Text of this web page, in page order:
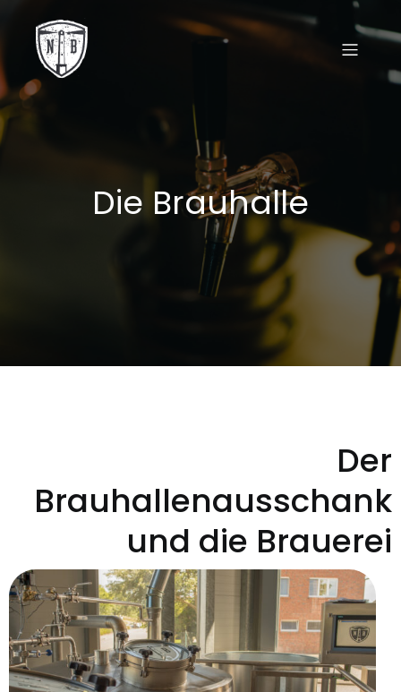
Die Brauhalle
Der
Brauhallenausschank
und die Brauerei